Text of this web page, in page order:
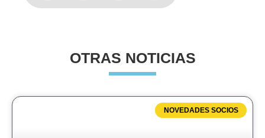
OTRAS NOTICIAS
NOVEDADES SOCIOS